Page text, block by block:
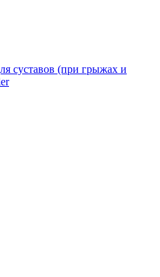
суставов (при грыжах и